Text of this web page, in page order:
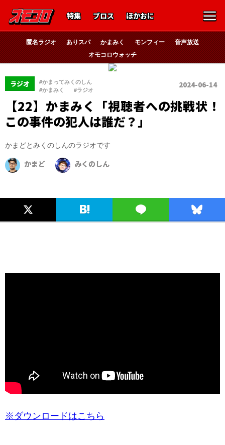
特集 ブロス ほかおに
匿名ラジオ ありスパ かまみく モンフィー
音声放送
オモコロウォッチ
ラジオ #かまってみくのしん
#かまみく #ラジオ
2024-06-14
【22】かまみく「視聴者への挑戦状！
この事件の犯人は誰だ？」
かまどとみくのしんのラジオです
かまど
みくのしん
※ダウンロードはこちら